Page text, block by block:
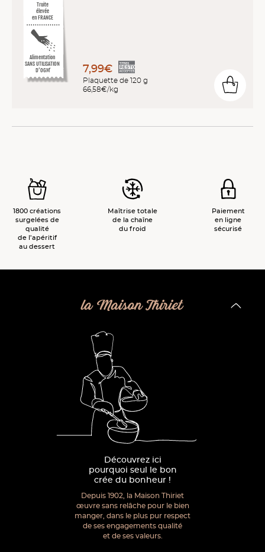
Truite
élevée
en FRANCE
Alimentation
SANS UTILISATION
D’OGM* 7,99€
Plaquette de 120 g
66,58€/kg
1800 créations
surgelées de
qualité
de l’apéritif
au dessert
Maîtrise totale
de la chaîne
du froid
Paiement
en ligne
sécurisé
la Maison Thiriet
Découvrez ici
pourquoi seul le bon
crée du bonheur !
Depuis 1902, la Maison Thiriet
œuvre sans relâche pour le bien
manger, dans le plus pur respect
de ses engagements qualité
et de ses valeurs.